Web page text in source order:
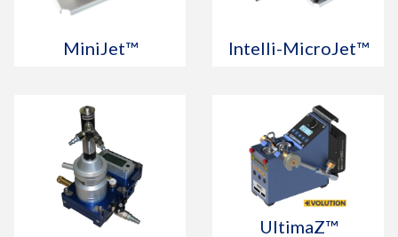
MiniJet™ Intelli-MicroJet™
UltimaZ™